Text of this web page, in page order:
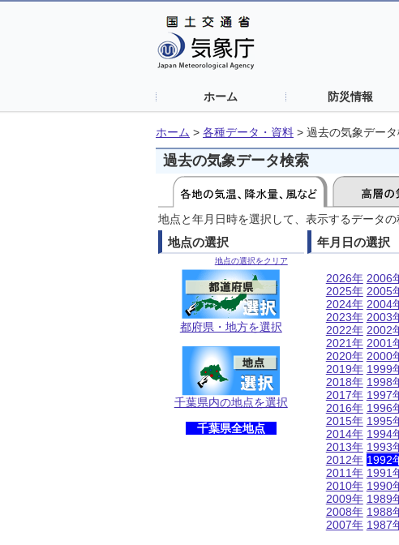
ホーム 防災情報
ホーム > 各種データ・資料 > 過去の気象デー
過去の気象データ検索
地点と年月日時を選択して、表示するデータの
地点の選択
地点の選択をクリア
都府県・地方を選択
千葉県内の地点を選択
千葉県全地点
年月日の選択
2026年
2025年
2024年
2023年
2022年
2021年
2020年
2019年
2018年
2017年
2016年
2015年
2014年
2013年
2012年
2011年
2010年
2009年
2008年
2007年
2006
2005
2004
2003
2002
2001
2000
1999
1998
1997
1996
1995
1994
1993
1992
1991
1990
1989
1988
1987